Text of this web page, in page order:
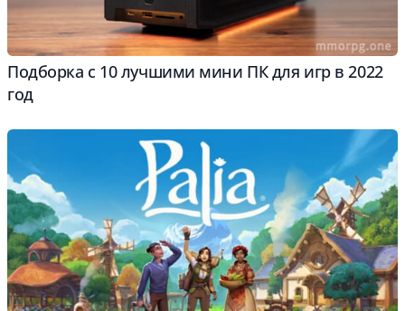
Подборка с 10 лучшими мини ПК для игр в 2022
год